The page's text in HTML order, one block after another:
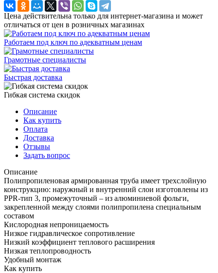
Цена действительна только для интернет-магазина и может
отличаться от цен в розничных магазинах
Работаем под ключ по адекватным ценам
Грамотные специалисты
Быстрая доставка
Гибкая система скидок
Описание
Как купить
Оплата
Доставка
Отзывы
Задать вопрос
Описание
Полипропиленовая армированная труба имеет трехслойную
конструкцию: наружный и внутренний слои изготовлены из
PPR-тип 3, промежуточный – из алюминиевой фольги,
закрепленной между слоями полипропилена специальным
составом
Кислородная непроницаемость
Низкое гидравлическое сопротивление
Низкий коэффициент теплового расширения
Низкая теплопроводность
Удобный монтаж
Как купить